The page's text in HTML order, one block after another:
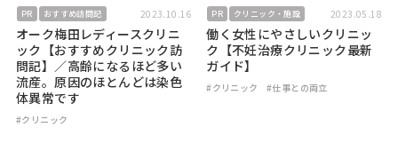
PR おすすめ訪問記 2023.10.16
オーク梅田レディースクリニ
ック【おすすめクリニック訪
問記】／高齢になるほど多い
流産。原因のほとんどは染色
体異常です
#クリニック
PR クリニック・施設 2023.05.18
働く女性にやさしいクリニッ
ク【不妊治療クリニック最新
ガイド】
#クリニック #仕事との両立